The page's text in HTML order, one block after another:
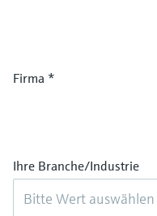
Firma *
Ihre Branche/Industrie
Bitte Wert auswählen